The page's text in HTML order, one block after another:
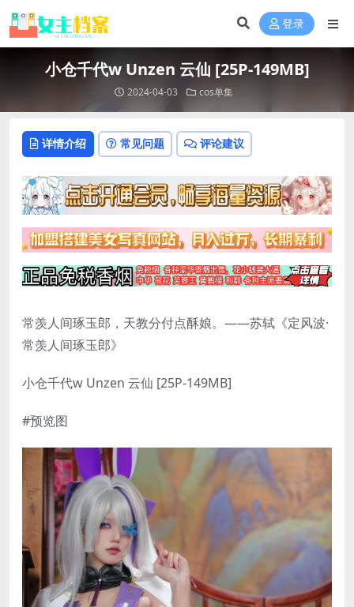
登录
小仓千代w Unzen 云仙 [25P-149MB]
2024-04-03 cos单集
详情介绍 常见问题 评论建议
常羡人间琢玉郎，天教分付点酥娘。——苏轼《定风波·
常羡人间琢玉郎》
小仓千代w Unzen 云仙 [25P-149MB]
#预览图